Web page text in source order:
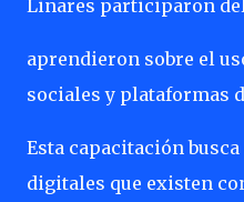
Linares participaron
aprendieron sobre el
sociales y plataformas
Esta capacitación
digitales que existen